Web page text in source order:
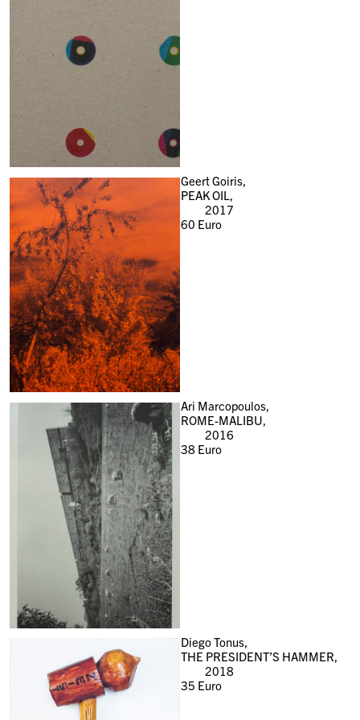
Geert Goiris,
PEAK OIL,
2017
60 Euro
Ari Marcopoulos,
ROME-MALIBU,
2016
38Euro
Diego Tonus,
THE PRESIDENT’S HAMMER,
2018
35 Euro